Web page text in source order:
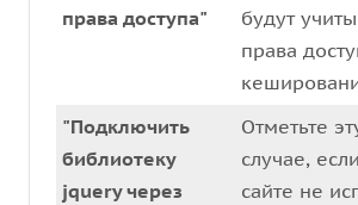
права доступа"
будут
права
"Подключить
библиотеку
jquery через
Отметьте
случае,
сайте не